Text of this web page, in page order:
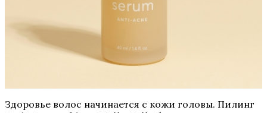
Здоровье волос начинается с кожи головы. Пилинг